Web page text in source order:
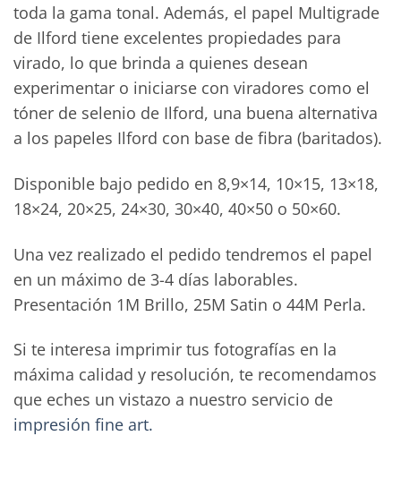
toda la gama tonal. Además, el papel Multigrade
de Ilford tiene excelentes propiedades para
virado, lo que brinda a quienes desean
experimentar o iniciarse con viradores como el
tóner de selenio de Ilford, una buena alternativa
a los papeles Ilford con base de fibra (baritados).
Disponible bajo pedido en 8,9×14, 10×15, 13×18,
18×24, 20×25, 24×30, 30×40, 40×50 o 50×60.
Una vez realizado el pedido tendremos el papel
en un máximo de 3-4 días laborables.
Presentación 1M Brillo, 25M Satin o 44M Perla.
Si te interesa imprimir tus fotografías en la
máxima calidad y resolución, te recomendamos
que eches un vistazo a nuestro servicio de
impresión fine art.